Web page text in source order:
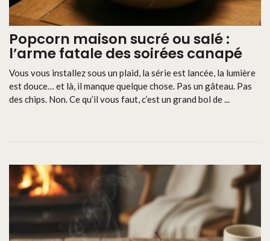
Popcorn maison sucré ou salé :
l’arme fatale des soirées canapé
Vous vous installez sous un plaid, la série est lancée, la lumière
est douce… et là, il manque quelque chose. Pas un gâteau. Pas
des chips. Non. Ce qu’il vous faut, c’est un grand bol de ...